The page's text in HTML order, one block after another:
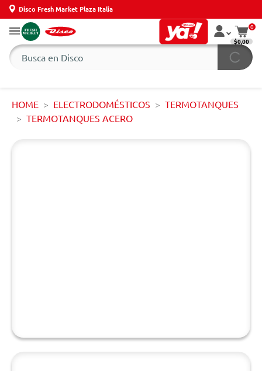
Disco Fresh Market Plaza Italia
0
$0,00
HOME ELECTRODOMÉSTICOS
TERMOTANQUES
TERMOTANQUES ACERO